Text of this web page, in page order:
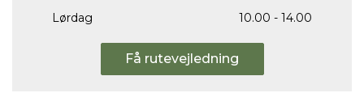
Lørdag
10.00 - 14.00
Få rutevejledning